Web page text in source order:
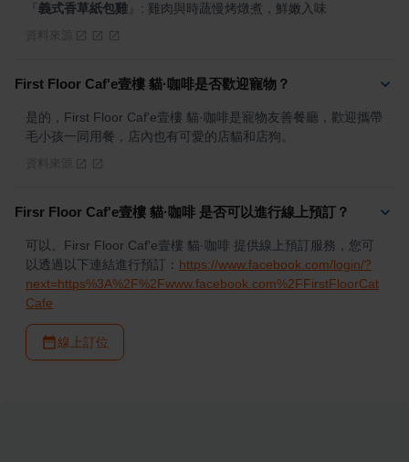
義式香草紙包雞 : 雞肉與時蔬慢烤燉煮，鮮嫩入味
First Floor Caf'e壹樓 貓·咖啡是否歡迎寵物？
是的，First Floor Caf'e壹樓 貓·咖啡是寵物友善餐廳，歡迎攜帶
毛小孩一同用餐，店內也有可愛的店貓和店狗。
Firsr Floor Caf'e壹樓 貓·咖啡 是否可以進行線上預訂？
可以。Firsr Floor Caf'e壹樓 貓·咖啡 提供線上預訂服務，您可
以透過以下連結進行預訂： https://www.facebook.com/login/?
next=https%3A%2F%2Fwww.facebook.com%2FFirstFloorCat
Cafe
線上訂位